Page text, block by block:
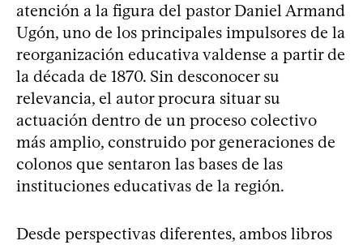
atención a la figura del pastor Daniel Armand
Ugón, uno de los principales impulsores de la
reorganización educativa valdense a partir de
la década de 1870. Sin desconocer su
relevancia, el autor procura situar su
actuación dentro de un proceso colectivo
más amplio, construido por generaciones de
colonos que sentaron las bases de las
instituciones educativas de la región.
Desde perspectivas diferentes, ambos libros